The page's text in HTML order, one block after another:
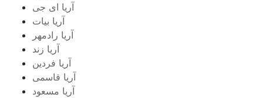
آریا ای جی
آریا بیات
آریا رادمهر
آریا زند
آریا فردین
آریا قاسمی
آریا مسعود